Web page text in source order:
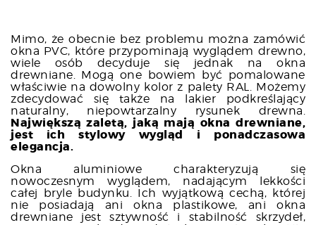
Mimo, że obecnie bez problemu można zamówić
okna PVC, które przypominają wyglądem drewno,
wiele osób decyduje się jednak na okna
drewniane. Mogą one bowiem być pomalowane
właściwie na dowolny kolor z palety RAL. Możemy
zdecydować się także na lakier podkreślający
naturalny, niepowtarzalny rysunek drewna.
Największą zaletą, jaką mają okna drewniane,
jest ich stylowy wygląd i ponadczasowa
elegancja.
Okna aluminiowe charakteryzują się
nowoczesnym wyglądem, nadającym lekkości
całej bryle budynku. Ich wyjątkową cechą, której
nie posiadają ani okna plastikowe, ani okna
drewniane jest sztywność i stabilność skrzydeł,